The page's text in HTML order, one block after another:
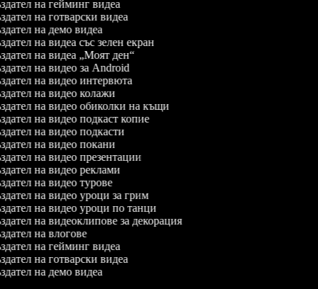
на гейминг видеа
на готварски видеа
на демо видеа
на видеа със зелен екран
на видеа „Моят ден“
на видео за Android
на видео интервюта
на видео колажи
на видео обиколки на къщи
на видео подкаст копие
на видео подкасти
на видео покани
на видео презентации
на видео реклами
на видео турове
на видео уроци за грим
на видео уроци по танци
на видеоклипове за декорация
на влогове
на гейминг видеа
на готварски видеа
на демо видеа